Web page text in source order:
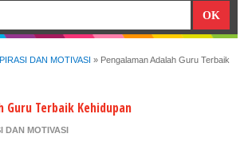
DAN MOTIVASI » Pengalaman Adalah Guru Terbaik
Guru Terbaik Kehidupan
DAN MOTIVASI